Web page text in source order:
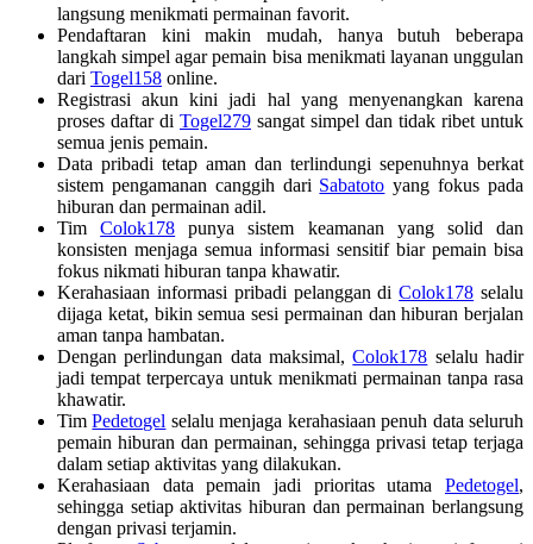
langsung menikmati permainan favorit.
Pendaftaran kini makin mudah, hanya butuh beberapa
langkah simpel agar pemain bisa menikmati layanan unggulan
dari Togel158 online.
Registrasi akun kini jadi hal yang menyenangkan karena
proses daftar di Togel279 sangat simpel dan tidak ribet untuk
semua jenis pemain.
Data pribadi tetap aman dan terlindungi sepenuhnya berkat
sistem pengamanan canggih dari Sabatoto yang fokus pada
hiburan dan permainan adil.
TimColok178 punya sistem keamanan yang solid dan
konsisten menjaga semua informasi sensitif biar pemain bisa
fokus nikmati hiburan tanpa khawatir.
Kerahasiaan informasi pribadi pelanggan diColok178 selalu
dijaga ketat, bikin semua sesi permainan dan hiburan berjalan
aman tanpa hambatan.
Dengan perlindungan data maksimal,Colok178 selalu hadir
jadi tempat terpercaya untuk menikmati permainan tanpa rasa
khawatir.
TimPedetogel selalu menjaga kerahasiaan penuh data seluruh
pemain hiburan dan permainan, sehingga privasi tetap terjaga
dalam setiap aktivitas yang dilakukan.
Kerahasiaan data pemain jadi prioritas utama Pedetogel,
sehingga setiap aktivitas hiburan dan permainan berlangsung
dengan privasi terjamin.